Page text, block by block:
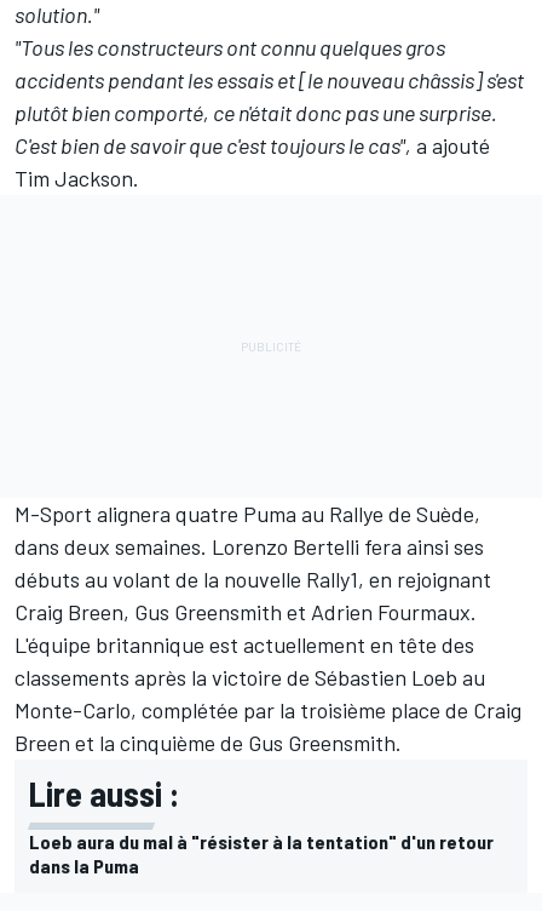
solution."
"Tous les constructeurs ont connu quelques gros
accidents pendant les essais et [le nouveau châssis] s'est
plutôt bien comporté, ce n'était donc pas une surprise.
C'est bien de savoir que c'est toujours le cas", a ajouté
Tim Jackson.
M-Sport alignera quatre Puma au Rallye de Suède,
dans deux semaines. Lorenzo Bertelli fera ainsi ses
débuts au volant de la nouvelle Rally1, en rejoignant
Craig Breen, Gus Greensmith et Adrien Fourmaux.
L'équipe britannique est actuellement en tête des
classements après la victoire de Sébastien Loeb au
Monte-Carlo, complétée par la troisième place de Craig
Breen et la cinquième de Gus Greensmith.
Lire aussi :
Loeb aura du mal à "résister à la tentation" d'un retour
dans la Puma